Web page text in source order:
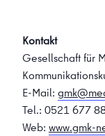
Kontakt
Gesellschaft für
E-Mail:
Tel.: 0521 677
Web: www.gmk-